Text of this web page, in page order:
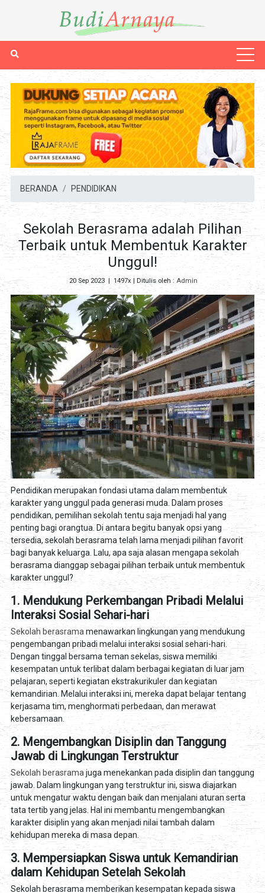
BERANDA PENDIDIKAN
Sekolah Berasrama adalah Pilihan
Terbaik untuk Membentuk Karakter
Unggul!
20 Sep 2023| 1497x | Ditulis oleh : Admin
Pendidikan merupakan fondasi utama dalam membentuk
karakter yang unggul pada generasi muda. Dalam proses
pendidikan, pemilihan sekolah tentu saja menjadi hal yang
penting bagi orangtua. Di antara begitu banyak opsi yang
tersedia, sekolah berasrama telah lama menjadi pilihan favorit
bagi banyak keluarga. Lalu, apa saja alasan mengapa sekolah
berasrama dianggap sebagai pilihan terbaik untuk membentuk
karakter unggul?
1. Mendukung Perkembangan Pribadi Melalui
Interaksi Sosial Sehari-hari
Sekolah berasrama menawarkan lingkungan yang mendukung
pengembangan pribadi melalui interaksi sosial sehari-hari.
Dengan tinggal bersama teman sekelas, siswa memiliki
kesempatan untuk terlibat dalam berbagai kegiatan di luar jam
pelajaran, seperti kegiatan ekstrakurikuler dan kegiatan
kemandirian. Melalui interaksi ini, mereka dapat belajar tentang
kerjasama tim, menghormati perbedaan, dan merawat
kebersamaan.
2. Mengembangkan Disiplin dan Tanggung
Jawab di Lingkungan Terstruktur
Sekolah berasramajuga menekankan pada disiplin dan tanggung
jawab. Dalam lingkungan yang terstruktur ini, siswa diajarkan
untuk mengatur waktu dengan baik dan menjalani aturan serta
tata tertib yang jelas. Hal ini membantu mengembangkan
karakter disiplin yang akan menjadi nilai tambah dalam
kehidupan mereka di masa depan.
3. Mempersiapkan Siswa untuk Kemandirian
dalam Kehidupan Setelah Sekolah
Sekolah berasrama memberikan kesempatan kepada siswa